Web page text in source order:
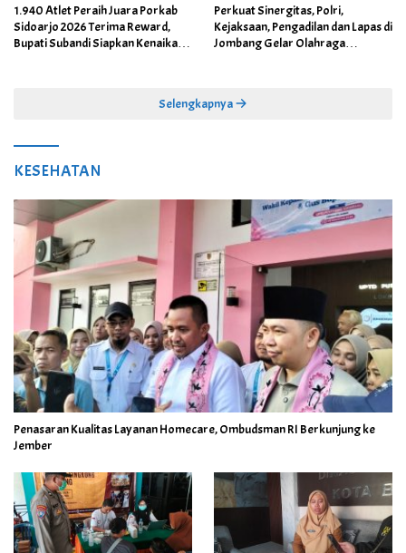
1.940 Atlet Peraih Juara Porkab
Sidoarjo 2026 Terima Reward,
Bupati Subandi Siapkan Kenaikan
Perkuat Sinergitas, Polri,
Kejaksaan, Pengadilan dan Lapas di
Jombang Gelar Olahraga
Selengkapnya
KESEHATAN
Penasaran Kualitas Layanan Homecare, Ombudsman RI Berkunjung ke
Jember